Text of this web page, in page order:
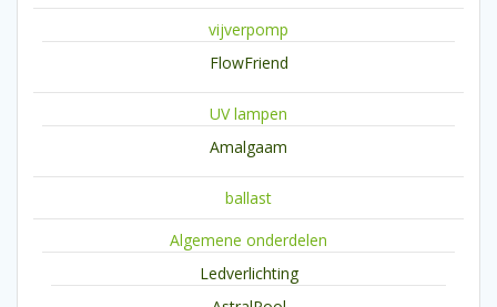
vijverpomp
FlowFriend
UV lampen
Amalgaam
ballast
Algemene onderdelen
Ledverlichting